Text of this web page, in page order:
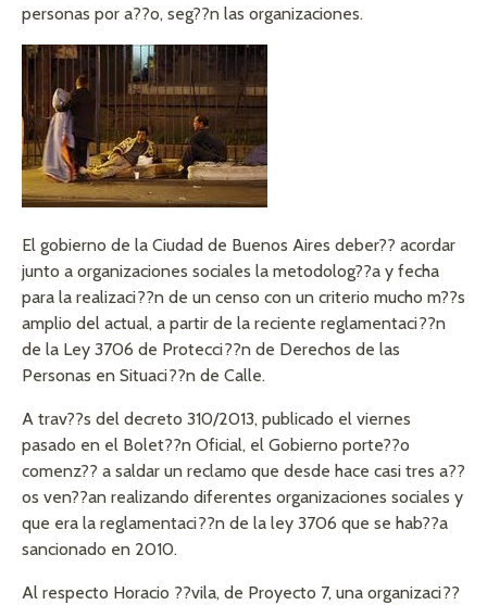
personas por a??o, seg??n las organizaciones.
El gobierno de la Ciudad de Buenos Aires deber?? acordar
junto a organizaciones sociales la metodolog??a y fecha
para la realizaci??n de un censo con un criterio mucho m??s
amplio del actual, a partir de la reciente reglamentaci??n
de la Ley 3706 de Protecci??n de Derechos de las
Personas en Situaci??n de Calle.
A trav??s del decreto 310/2013, publicado el viernes
pasado en el Bolet??n Oficial, el Gobierno porte??o
comenz?? a saldar un reclamo que desde hace casi tres a??
os ven??an realizando diferentes organizaciones sociales y
que era la reglamentaci??n de la ley 3706 que se hab??a
sancionado en 2010.
Al respecto Horacio ??vila, de Proyecto 7, una organizaci??